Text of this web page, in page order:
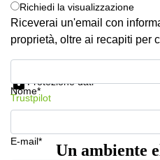
Richiedi la visualizzazione
Riceverai un'email con
proprietà, oltre ai recapiti per
Nome*
E-mail*
Protezione dati
Trustpilot
Un ambiente